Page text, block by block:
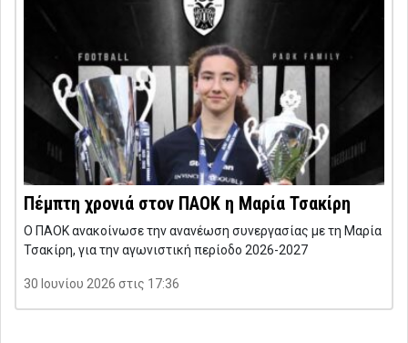
Πέμπτη χρονιά στον ΠΑΟΚ η Μαρία Τσακίρη
Ο ΠΑΟΚ ανακοίνωσε την ανανέωση συνεργασίας με τη Μαρία
Τσακίρη, για την αγωνιστική περίοδο 2026-2027
30 Ιουνίου 2026 στις 17:36